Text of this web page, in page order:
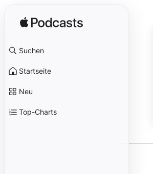
Suchen
Startseite
Neu
Top-Charts